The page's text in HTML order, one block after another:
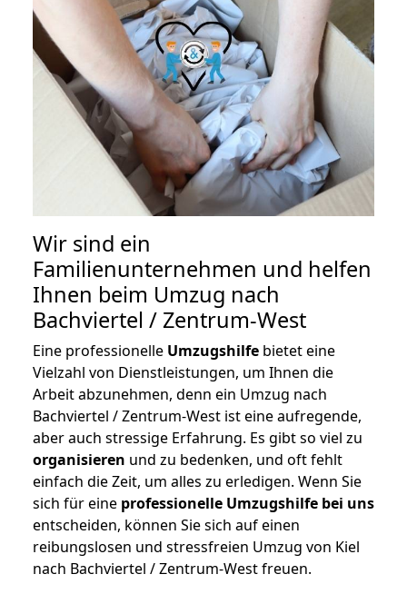
Wir sind ein
Familienunternehmen und helfen
Ihnen beim Umzug nach
Bachviertel / Zentrum-West
Eine professionelle Umzugshilfe bietet eine
Vielzahl von Dienstleistungen, um Ihnen die
Arbeit abzunehmen, denn ein Umzug nach
Bachviertel / Zentrum-West ist eine aufregende,
aber auch stressige Erfahrung. Es gibt so viel zu
organisieren und zu bedenken, und oft fehlt
einfach die Zeit, um alles zu erledigen. Wenn Sie
sich für eine professionelle Umzugshilfe bei uns
entscheiden, können Sie sich auf einen
reibungslosen und stressfreien Umzug von Kiel
nach Bachviertel / Zentrum-West freuen.